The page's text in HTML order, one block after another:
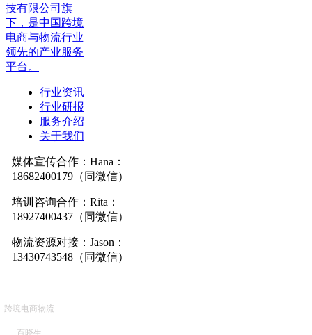
技有限公司旗
下，是中国跨境
电商与物流行业
领先的产业服务
平台。
行业资讯
行业研报
服务介绍
关于我们
媒体宣传合作：Hana：
18682400179（同微信）
培训咨询合作：Rita：
18927400437（同微信）
物流资源对接：Jason：
13430743548（同微信）
跨境电商物流
百晓生